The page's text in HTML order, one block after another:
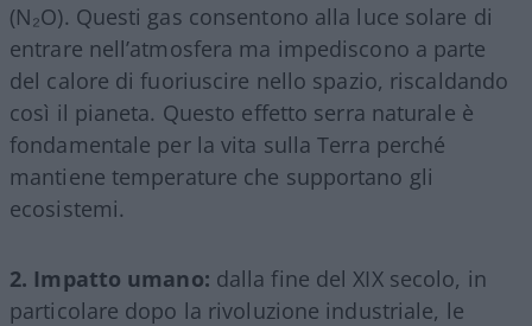
(N₂O). Questi gas consentono alla luce solare di
entrare nell’atmosfera ma impediscono a parte
del calore di fuoriuscire nello spazio, riscaldando
così il pianeta. Questo effetto serra naturale è
fondamentale per la vita sulla Terra perché
mantiene temperature che supportano gli
ecosistemi.
2. Impatto umano: dalla fine del XIX secolo, in
particolare dopo la rivoluzione industriale, le